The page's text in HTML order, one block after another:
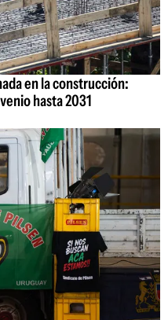
en la construcción:
hasta 2031